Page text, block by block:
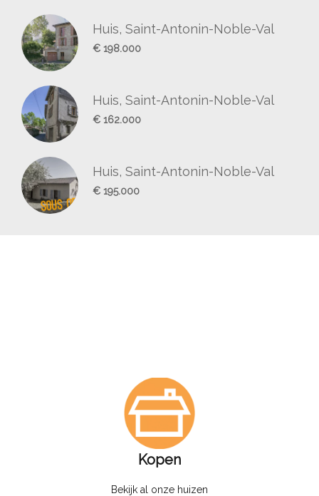
Huis, Saint-Antonin-Noble-Val
€ 198.000
Huis, Saint-Antonin-Noble-Val
€ 162.000
Huis, Saint-Antonin-Noble-Val
€ 195.000
Kopen
Bekijk al onze huizen